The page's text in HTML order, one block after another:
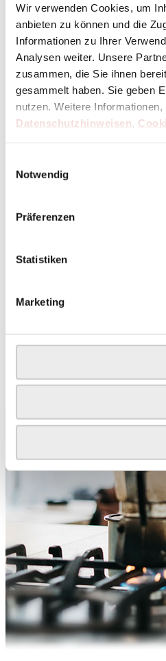
Wir verwenden Cookies, um
anbieten zu können und die
Informationen zu Ihrer
Analysen weiter. Unsere
zusammen, die Sie ihnen
gesammelt haben. Sie geben
nutzen. Weitere
Datenschutzhinweisen,
Notwendig
Präferenzen
Statistiken
Marketing
* Dein persönlicher Gutschein ist ab einem
Retouren und Stornierungen, gültig.
Versandkosten. Eine Barauszahlung ist nicht
Unser Dankeschön für